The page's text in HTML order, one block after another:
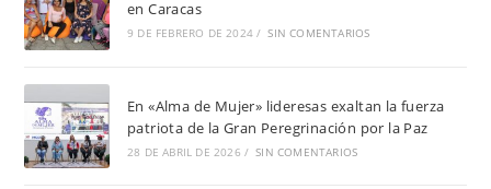
en Caracas
9 DE FEBRERO DE 2024 / SIN COMENTARIOS
En «Alma de Mujer» lideresas exaltan la fuerza
patriota de la Gran Peregrinación por la Paz
28 DE ABRIL DE 2026 / SIN COMENTARIOS